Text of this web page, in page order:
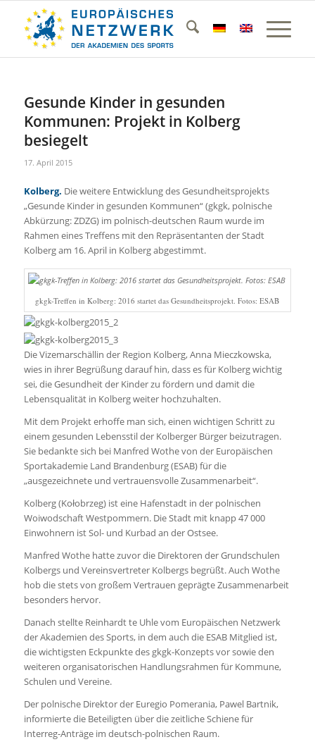
Gesunde Kinder in gesunden
Kommunen: Projekt in Kolberg
besiegelt
17. April 2015
Kolberg. Die weitere Entwicklung des Gesundheitsprojekts
„Gesunde Kinder in gesunden Kommunen“ (gkgk, polnische
Abkürzung: ZDZG) im polnisch-deutschen Raum wurde im
Rahmen eines Treffens mit den Repräsentanten der Stadt
Kolberg am 16. April in Kolberg abgestimmt.
gkgk-Treffen in Kolberg: 2016 startet das Gesundheitsprojekt. Fotos: ESAB
Die Vizemarschällin der Region Kolberg, Anna Mieczkowska,
wies in ihrer Begrüßung darauf hin, dass es für Kolberg wichtig
sei, die Gesundheit der Kinder zu fördern und damit die
Lebensqualität in Kolberg weiter hochzuhalten.
Mit dem Projekt erhoffe man sich, einen wichtigen Schritt zu
einem gesunden Lebensstil der Kolberger Bürger beizutragen.
Sie bedankte sich bei Manfred Wothe von der Europäischen
Sportakademie Land Brandenburg (ESAB) für die
„ausgezeichnete und vertrauensvolle Zusammenarbeit“.
Kolberg (Kołobrzeg) ist eine Hafenstadt in der polnischen
Woiwodschaft Westpommern. Die Stadt mit knapp 47 000
Einwohnern ist Sol- und Kurbad an der Ostsee.
Manfred Wothe hatte zuvor die Direktoren der Grundschulen
Kolbergs und Vereinsvertreter Kolbergs begrüßt. Auch Wothe
hob die stets von großem Vertrauen geprägte Zusammenarbeit
besonders hervor.
Danach stellte Reinhardt te Uhle vom Europäischen Netzwerk
der Akademien des Sports, in dem auch die ESAB Mitglied ist,
die wichtigsten Eckpunkte des gkgk-Konzepts vor sowie den
weiteren organisatorischen Handlungsrahmen für Kommune,
Schulen und Vereine.
Der polnische Direktor der Euregio Pomerania, Pawel Bartnik,
informierte die Beteiligten über die zeitliche Schiene für
Interreg-Anträge im deutsch-polnischen Raum.